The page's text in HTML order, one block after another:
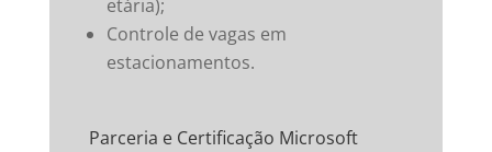
etária);
Controle de vagas em
estacionamentos.
Parceria e Certificação Microsoft